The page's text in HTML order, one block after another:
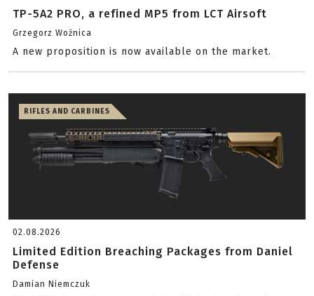
TP-5A2 PRO, a refined MP5 from LCT Airsoft
Grzegorz Woźnica
A new proposition is now available on the market.
RIFLES AND CARBINES
02.08.2026
Limited Edition Breaching Packages from Daniel
Defense
Damian Niemczuk